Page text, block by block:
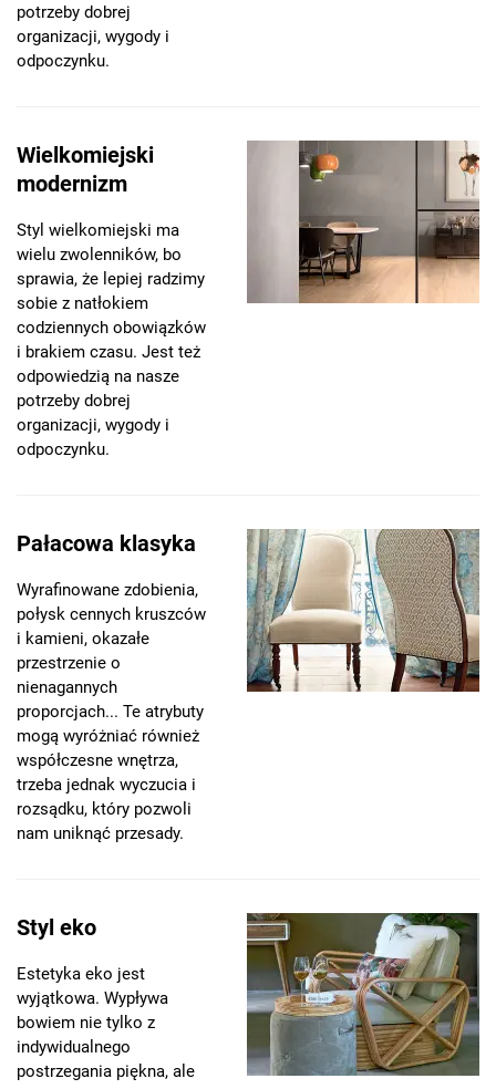
potrzeby dobrej
organizacji, wygody i
odpoczynku.
Wielkomiejski
modernizm
Styl wielkomiejski ma
wielu zwolenników, bo
sprawia, że lepiej radzimy
sobie z natłokiem
codziennych obowiązków
i brakiem czasu. Jest też
odpowiedzią na nasze
potrzeby dobrej
organizacji, wygody i
odpoczynku.
Pałacowa klasyka
Wyrafinowane zdobienia,
połysk cennych kruszców
i kamieni, okazałe
przestrzenie o
nienagannych
proporcjach... Te atrybuty
mogą wyróżniać również
współczesne wnętrza,
trzeba jednak wyczucia i
rozsądku, który pozwoli
nam uniknąć przesady.
Styl eko
Estetyka eko jest
wyjątkowa. Wypływa
bowiem nie tylko z
indywidualnego
postrzegania piękna, ale